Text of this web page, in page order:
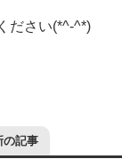
ださい(*^-^*)
の記事